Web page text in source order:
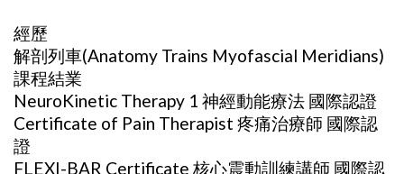
經歷
解剖列車(Anatomy Trains Myofascial Meridians)
課程結業
NeuroKinetic Therapy 1 神經動能療法 國際認證
Certificate of Pain Therapist 疼痛治療師 國際認
證
FLEXI-BAR Certificate 核心震動訓練講師 國際認